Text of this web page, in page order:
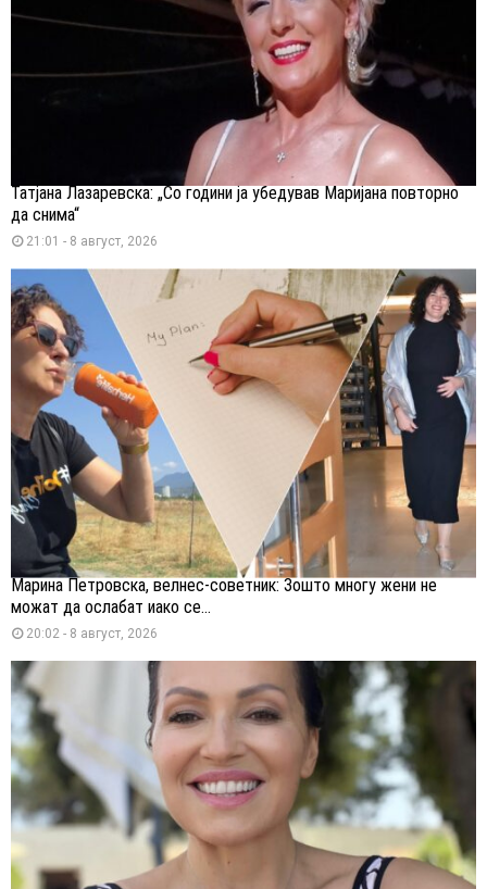
Татјана Лазаревска: „Со години ја убедував Маријана повторно
да снима“
21:01 - 8 август, 2026
Марина Петровска, велнес-советник: Зошто многу жени не
можат да ослабат иако се...
20:02 - 8 август, 2026